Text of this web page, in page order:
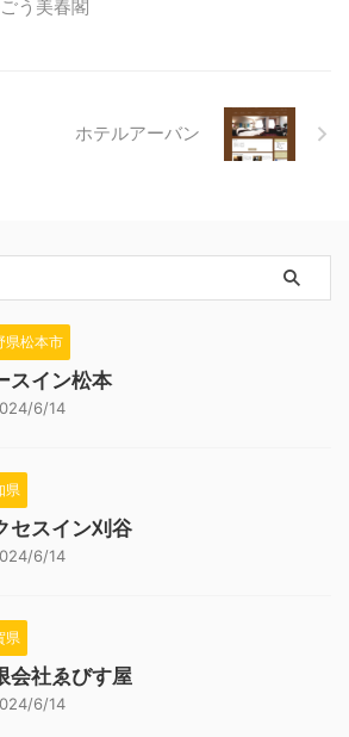
う美春閣
ホテルアーバン
県松本市
スイン松本
6/14
県
セスイン刈谷
6/14
県
会社ゑびす屋
6/14